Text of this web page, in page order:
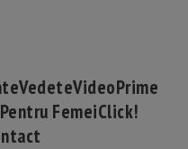
VedeteVideoPrime
FemeiClick!